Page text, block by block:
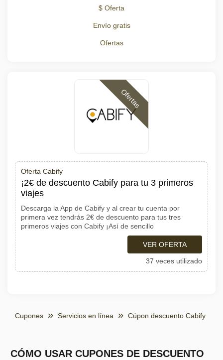
$ Oferta
Envío gratis
Ofertas
Ofertas
Oferta Cabify
¡2€ de descuento Cabify para tu 3 primeros
viajes
Descarga la App de Cabify y al crear tu cuenta por
primera vez tendrás 2€ de descuento para tus tres
primeros viajes con Cabify ¡Así de sencillo
VER OFERTA
37 veces utilizado
Cupones Servicios en línea Cúpon descuento Cabify
CÓMO USAR CUPONES DE DESCUENTO